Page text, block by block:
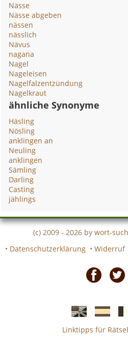
Nässe
Nässe abgeben
nässen
nässlich
Nävus
nagana
Nagel
Nageleisen
Nagelfalzentzündung
Nagelkraut
ähnliche Synonyme
Häsling
Nösling
anklingen an
Neuling
anklingen
Sämling
Darling
Casting
jählings
(c) 2009 - 2026 by wort-
• Datenschutzerklärung • Widerruf
EnglischeSpanische
Linktipps für Rätsel